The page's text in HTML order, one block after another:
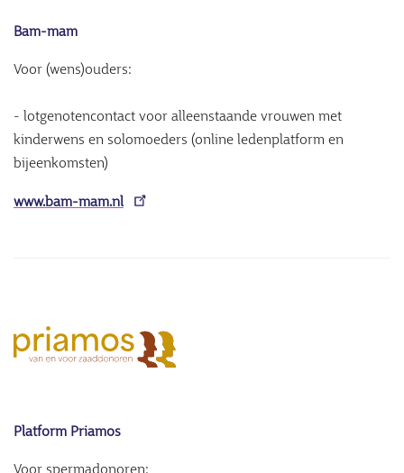
Bam-mam
Voor (wens)ouders:
- lotgenotencontact voor alleenstaande vrouwen met
kinderwens en solomoeders (online ledenplatform en
bijeenkomsten)
www.bam-mam.nl
Platform Priamos